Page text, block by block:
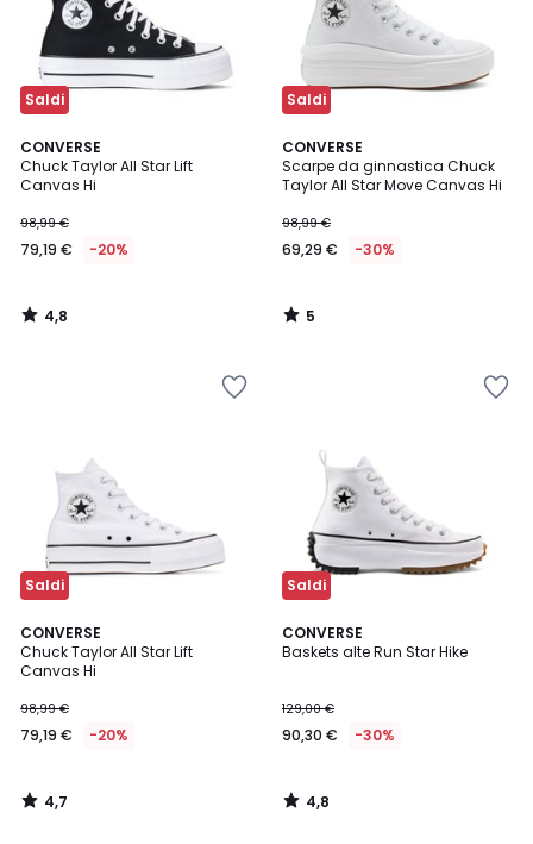
Saldi
CONVERSE
Chuck Taylor All Star Lift
Canvas Hi
98,99 €
79,19 € -20%
4,8
/ 5
4,8
/
Saldi
CONVERSE
Scarpe da ginnastica Chuck
Taylor All Star Move Canvas Hi
98,99 €
69,29 € -30%
5
/
5
5
/
Saldi
CONVERSE
Chuck Taylor All Star Lift
Canvas Hi
98,99 €
79,19 € -20%
4,7
/ 5
4,7
/
Saldi
CONVERSE
Baskets alte Run Star Hike
129,00 €
90,30 € -30%
4,8
/ 5
4,8
/